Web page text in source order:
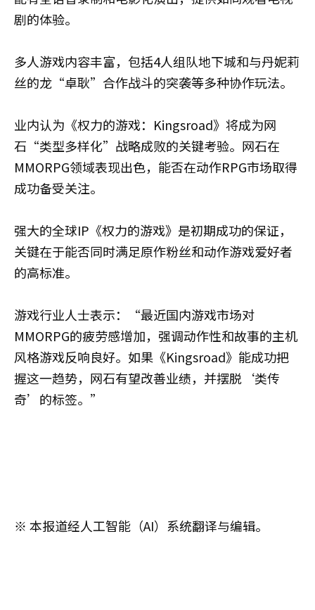
剧的体验。
多人游戏内容丰富，包括4人组队地下城和与丹妮莉
丝的龙“卓耿”合作战斗的突袭等多种协作玩法。
业内认为《权力的游戏：Kingsroad》将成为网
石“类型多样化”战略成败的关键考验。网石在
MMORPG领域表现出色，能否在动作RPG市场取得
成功备受关注。
强大的全球IP《权力的游戏》是初期成功的保证，
关键在于能否同时满足原作粉丝和动作游戏爱好者
的高标准。
游戏行业人士表示：“最近国内游戏市场对
MMORPG的疲劳感增加，强调动作性和故事的主机
风格游戏反响良好。如果《Kingsroad》能成功把
握这一趋势，网石有望改善业绩，并摆脱‘类传
奇’的标签。”
※ 本报道经人工智能（AI）系统翻译与编辑。